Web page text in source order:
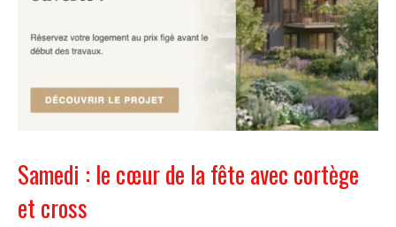
Samedi : le cœur de la fête avec cortège
et cross